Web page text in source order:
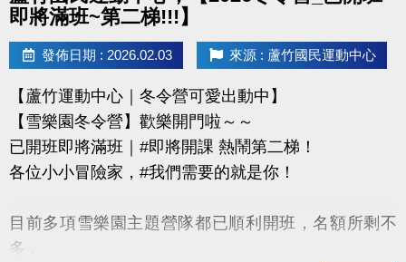
即將滿班~第二梯!!!】
發佈日期 : 2026.02.03 來源 : 蘆竹國民運動中心
【蘆竹運動中心｜冬令營可愛出動中】
【雪樂園冬令營】歡樂開門啦～～
已開班即將滿班｜#即將開課 熱鬧第二梯！
各位小小冒險家，#我們需要的就是你！
目前多項雪樂園主題營隊都已順利開班，名額所剩不
多，